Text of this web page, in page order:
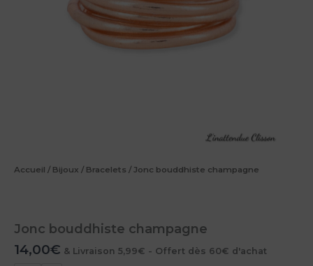
Accueil / Bijoux / Bracelets / Jonc bouddhiste champagne
Jonc bouddhiste champagne
14,00€ & Livraison 5,99€ - Offert dès 60€ d'achat